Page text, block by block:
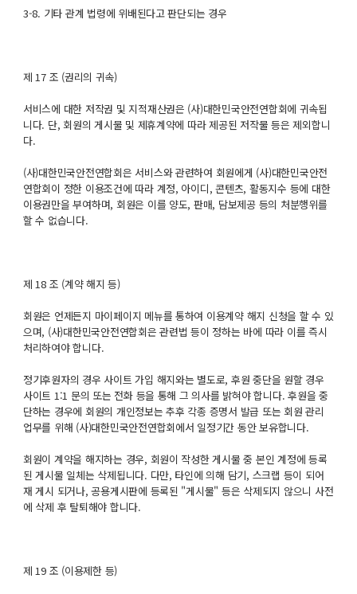
3-8. 기타 관계 법령에 위배된다고 판단되는 경우
제 17 조 (권리의 귀속)
서비스에 대한 저작권 및 지적재산권은 (사)대한민국안전연합회에 귀속됩
니다. 단, 회원의 게시물 및 제휴계약에 따라 제공된 저작물 등은 제외합니
다.
(사)대한민국안전연합회은 서비스와 관련하여 회원에게 (사)대한민국안전
연합회이 정한 이용조건에 따라 계정, 아이디, 콘텐츠, 활동지수 등에 대한
이용권만을 부여하며, 회원은 이를 양도, 판매, 담보제공 등의 처분행위를
할 수 없습니다.
제 18 조 (계약 해지 등)
회원은 언제든지 마이페이지 메뉴를 통하여 이용계약 해지 신청을 할 수 있
으며, (사)대한민국안전연합회은 관련법 등이 정하는 바에 따라 이를 즉시
처리하여야 합니다.
정기후원자의 경우 사이트 가입 해지와는 별도로, 후원 중단을 원할 경우
사이트 1:1 문의 또는 전화 등을 통해 그 의사를 밝혀야 합니다. 후원을 중
단하는 경우에 회원의 개인정보는 추후 각종 증명서 발급 또는 회원 관리
업무를 위해 (사)대한민국안전연합회에서 일정기간 동안 보유합니다.
회원이 계약을 해지하는 경우, 회원이 작성한 게시물 중 본인 계정에 등록
된 게시물 일체는 삭제됩니다. 다만, 타인에 의해 담기, 스크랩 등이 되어
재 게시 되거나, 공용게시판에 등록된 "게시물" 등은 삭제되지 않으니 사전
에 삭제 후 탈퇴해야 합니다.
제 19 조 (이용제한 등)